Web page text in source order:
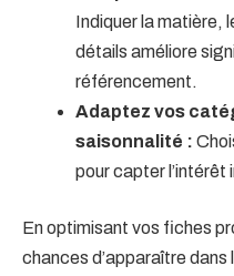
Indiquer la matière,
détails améliore
référencement.
Adaptez vos
saisonnalité :
pour capter
En optimisant vos fiches
chances d’apparaître